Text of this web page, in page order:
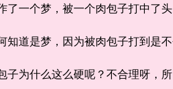
一个梦，被一个肉包子打中了头
道是梦，因为被肉包子打到是不
为什么这么硬呢？不合理呀，所